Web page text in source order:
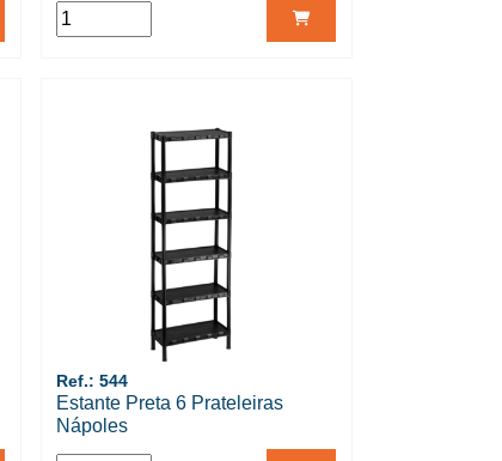
Ref.: 544
Estante Preta 6 Prateleiras
Nápoles